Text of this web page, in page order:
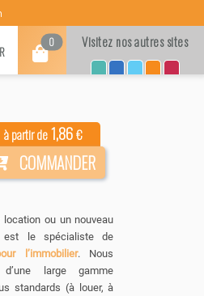
0 Visitez nos autres sites
COMMANDER
à partir de1,86€
ou un nouveau
est le spécialiste de
l’immobilier. Nous
d’une large gamme
standards (à louer, à